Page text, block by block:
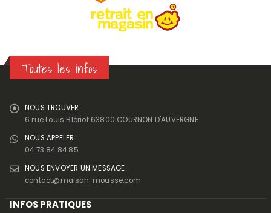
Toutes les infos
NOUS TROUVER :
6 rue Louis Blériot 63800 COURNON D'AUVERGNE
NOUS APPELER :
04 73 84 84 85
NOUS ENVOYER UN MESSAGE :
contact@maison-mousse.com
INFOS PRATIQUES